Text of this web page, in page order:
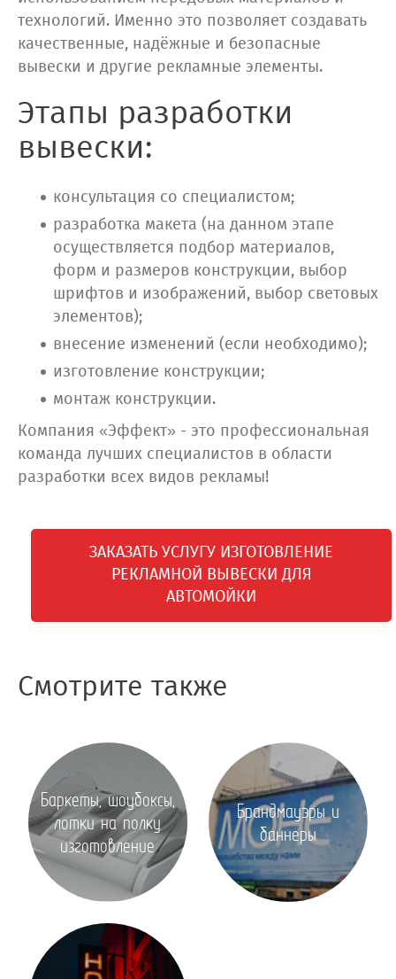
технологий. Именно это позволяет создавать
качественные, надёжные и безопасные
вывески и другие рекламные элементы.
Этапы разработки
вывески:
консультация со специалистом;
разработка макета (на данном этапе
осуществляется подбор материалов,
форм и размеров конструкции, выбор
шрифтов и изображений, выбор световых
элементов);
внесение изменений (если необходимо);
изготовление конструкции;
монтаж конструкции.
Компания «Эффект» - это профессиональная
команда лучших специалистов в области
разработки всех видов рекламы!
ЗАКАЗАТЬ УСЛУГУ ИЗГОТОВЛЕНИЕ
РЕКЛАМНОЙ ВЫВЕСКИ ДЛЯ
АВТОМОЙКИ
Смотрите также
Баркеты, шоубоксы,
лотки на полку
изготовление
Брандмауэры и
баннеры